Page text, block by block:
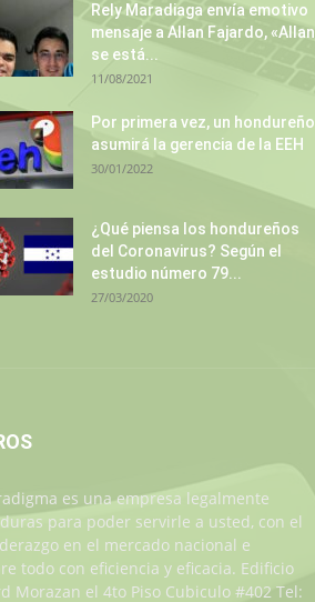
Rely Maradiaga envía emotivo
mensaje a Allan Fajardo, «Allan
se está...
11/08/2021
Por primera vez, un hondureño
asumirá la gerencia de la EEH
30/01/2022
¿Qué piensa los hondureños
del Coronavirus? Según el
estudio número 79...
27/03/2020
es una empresa legalmente
para poder servirle a usted, con el
en el mercado nacional e
todo con eficiencia y eficacia. Edificio
Morazan el 4to Piso Cubiculo #402 Tel: